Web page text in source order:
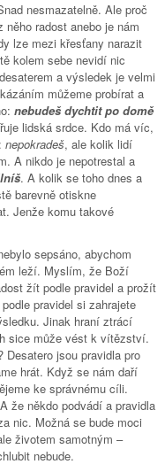
nesmazatelně. Ale proč
radost anebo je nám
lze mezi křesťany narazit
kolem sebe nevidí nic
a výsledek je velmi
můžeme probírat a
nebudeš dychtit po domě
lidská srdce. Kdo má víc,
nepokradeš, ale kolik lidí
A nikdo je nepotrestal a
. A kolik se toho dnes a
barevně otiskne
Jenže komu takové
sepsáno, abychom
leží. Myslím, že Boží
žít podle pravidel a prožít
pravidel si zahrajete
Jinak hraní ztrácí
sice může vést k vítězství.
jsou pravidla pro
hrát. Když se nám daří
ke správnému cíli.
že někdo podvádí a pravidla
nic. Možná se bude moci
životem samotným –
nebude.